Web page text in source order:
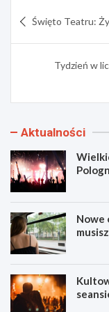
wpisu
Święto Teatru:
Tydzień w
Aktualności
Nowe